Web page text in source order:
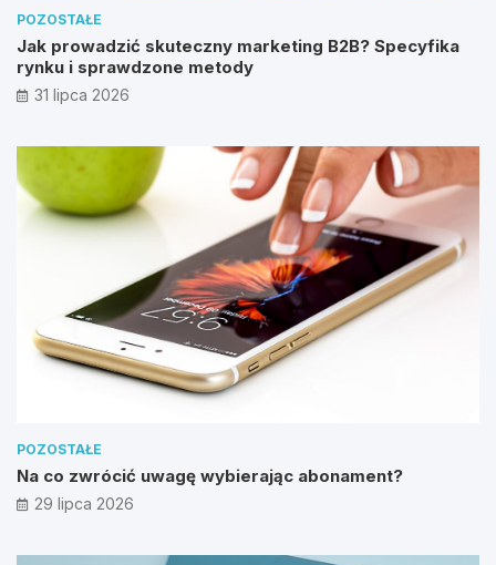
POZOSTAŁE
Jak prowadzić skuteczny marketing B2B? Specyfika
rynku i sprawdzone metody
31 lipca 2026
POZOSTAŁE
Na co zwrócić uwagę wybierając abonament?
29 lipca 2026